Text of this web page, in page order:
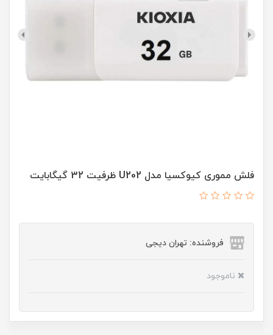
فلش مموری کیوکسیا مدل U202 ظرفیت 32 گیگابایت
فروشنده: تهران دیجی
ناموجود